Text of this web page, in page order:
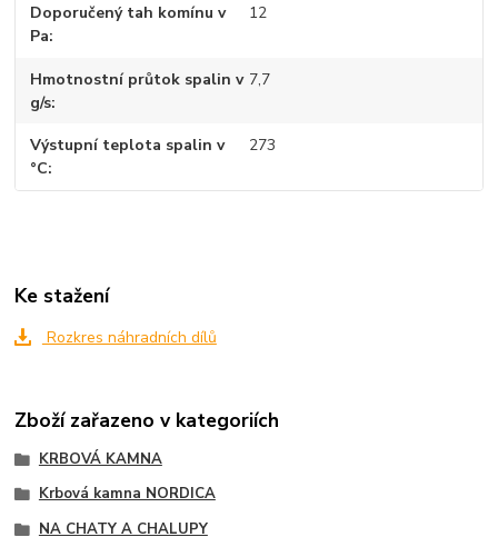
Doporučený tah komínu v
Pa
12
Hmotnostní průtok spalin v
g/s
7,7
Výstupní teplota spalin v
°C
273
Ke stažení
Rozkres náhradních dílů
Zboží zařazeno v kategoriích
KRBOVÁ KAMNA
Krbová kamna NORDICA
NA CHATY A CHALUPY